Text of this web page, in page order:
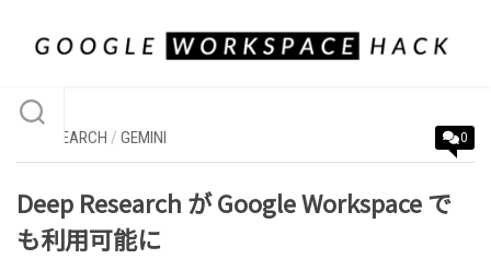
DEEP SEARCH / GEMINI 0
Deep Research が Google Workspace で
も利用可能に